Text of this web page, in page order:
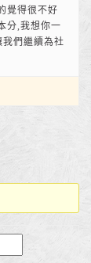
覺得很不好
分,我想你一
們繼續為社